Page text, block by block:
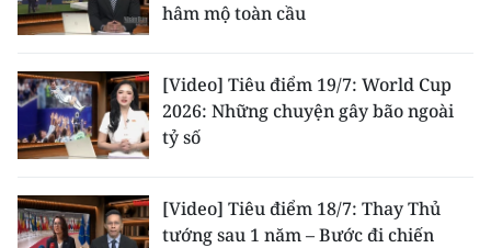
hâm mộ toàn cầu
[Video] Tiêu điểm 19/7: World Cup
2026: Những chuyện gây bão ngoài
tỷ số
[Video] Tiêu điểm 18/7: Thay Thủ
tướng sau 1 năm – Bước đi chiến